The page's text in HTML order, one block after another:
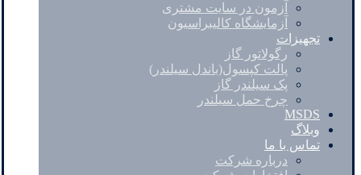
آزمون در سایت مشتری
آزمایشگاه کالیبراسیون
تجهیزات
رگولاتور گاز
پالت کپسول(باندل سیلندر)
پک سیلندر گاز
چرخ حمل سیلندر
MSDS
وبلاگ
تماس با ما
درباره شرکت